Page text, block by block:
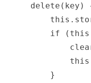
delete ( key )
this .
if
( this
this
}